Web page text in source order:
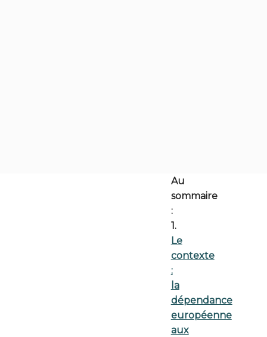
Au
sommaire
:
1.
Le
contexte
:
la
dépendance
européenne
aux